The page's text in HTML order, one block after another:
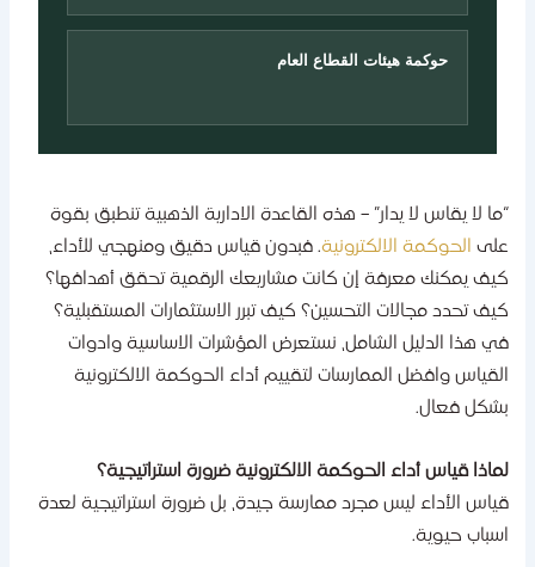
حوكمة هيئات القطاع العام
لا يقاس لا يدار” – هذه القاعدة الادارية الذهبية تنطبق بقوة
الحوكمة الالكترونية. فبدون قياس دقيق ومنهجي للأداء،
يمكنك معرفة إن كانت مشاريعك الرقمية تحقق أهدافها؟
تحدد مجالات التحسين؟ كيف تبرر الاستثمارات المستقبلية؟
هذا الدليل الشامل، نستعرض المؤشرات الاساسية وادوات
وافضل الممارسات لتقييم أداء الحوكمة الالكترونية
فعال.
قياس أداء الحوكمة الالكترونية ضرورة استراتيجية؟
الأداء ليس مجرد ممارسة جيدة، بل ضرورة استراتيجية لعدة
حيوية.